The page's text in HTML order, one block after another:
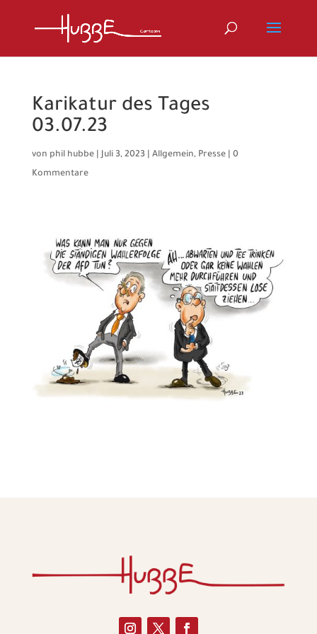
Karikatur des Tages
03.07.23
von phil hubbe|Juli 3, 2023| Allgemein, Presse| 0
Kommentare